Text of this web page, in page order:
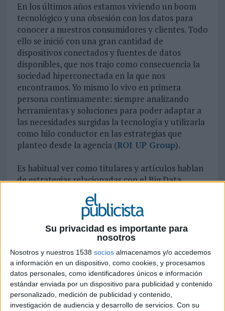
Su privacidad es importante para
nosotros
Nosotros y nuestros 1538 socios almacenamos y/o accedemos
a información en un dispositivo, como cookies, y procesamos
datos personales, como identificadores únicos e información
estándar enviada por un dispositivo para publicidad y contenido
personalizado, medición de publicidad y contenido,
investigación de audiencia y desarrollo de servicios. Con su
En los últimos años estamos viviendo un boom
tecnológico y una obsesión con los datos para
conocer a nuestros consumidores y clientes. Todo
ello se inició con una gran cantidad de
dispositivos conectados y fuentes de datos
disponibles, que nos trajo como consecuencia la
sociedad hiperconectada en la que nos
encontramos. Yo mismo lo vivo en primera
persona continuamente: siempre analizando
herramientas y soluciones para poder adaptar a
las necesidades surgidas la tecnología y utilizarla
como hilo conductor en las estrategias que
planteo desde la agencia (ROI UP Group).
Es habitual ver como titulares y artículos hablan
de estrategias relacionadas con el Big Data.
Recientemente leía una noticia en la que Susana
Voces, VP de Deliveroo, comentaba que con el
uso del big data podían recomendar a sus
clientes dónde abrir establecimientos y de qué
tipología. Esto, unido a la automatización, ha
generado una carrera por procesar de la forma
más rápida y eficaz toda la información y data
generados para tener ventajas en las estrategias
de marketing de las marcas frente a sus
competidores.